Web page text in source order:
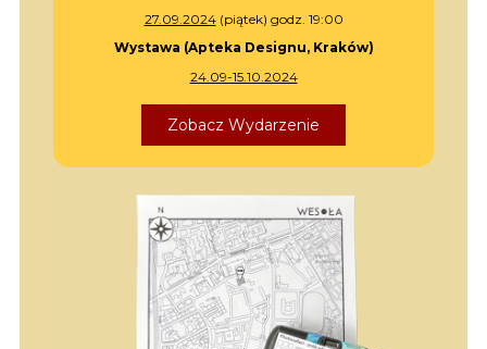
27.09.2024(piątek) godz. 19:00
Wystawa (Apteka Designu, Kraków)
24.09-15.10.2024
Zobacz Wydarzenie